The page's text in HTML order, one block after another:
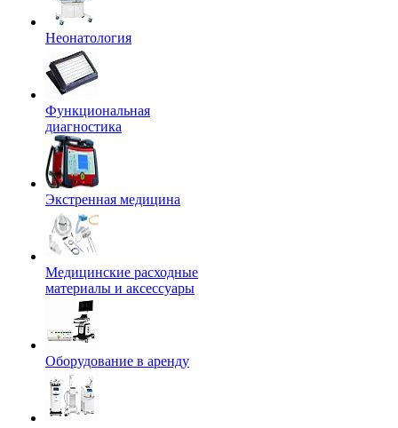
Неонатология
Функциональная
диагностика
Экстренная медицина
Медицинские расходные
материалы и аксессуары
Оборудование в аренду